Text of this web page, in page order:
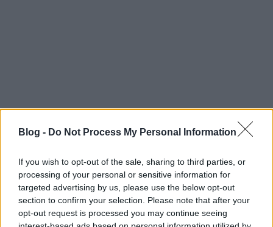
Blog - Do Not Process My Personal Information
If you wish to opt-out of the sale, sharing to third parties, or
processing of your personal or sensitive information for
targeted advertising by us, please use the below opt-out
section to confirm your selection. Please note that after your
opt-out request is processed you may continue seeing
A Grand Budapest Hotel (The Grand
Budapest Hotel) - magyar plakát és
mozgó plakát